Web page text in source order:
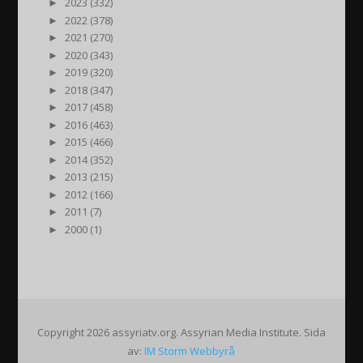
►
2022 (378)
►
2021 (270)
►
2020 (343)
►
2019 (320)
►
2018 (347)
►
2017 (458)
►
2016 (463)
►
2015 (466)
►
2014 (352)
►
2013 (215)
►
2012 (166)
►
2011 (7)
►
2000 (1)
Copyright 2026 assyriatv.org. Assyrian Media Institute. Sida
av: IM Storm Webbyrå